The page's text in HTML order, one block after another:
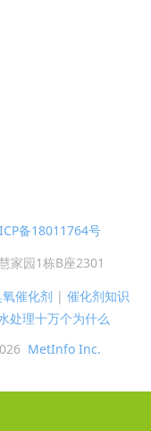
备18011764号
家园1栋B座2301
催化剂 | 催化剂知识
处理十万个为什么
MetInfo Inc.